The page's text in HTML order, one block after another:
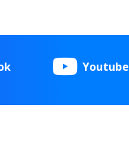
Youtube